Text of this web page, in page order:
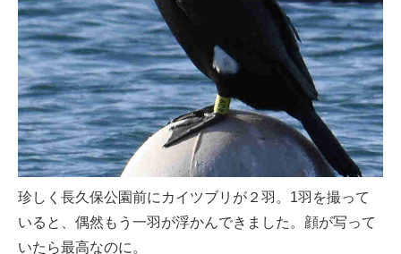
珍しく長久保公園前にカイツブリが２羽。1羽を撮って
いると、偶然もう一羽が浮かんできました。顔が写って
いたら最高なのに。